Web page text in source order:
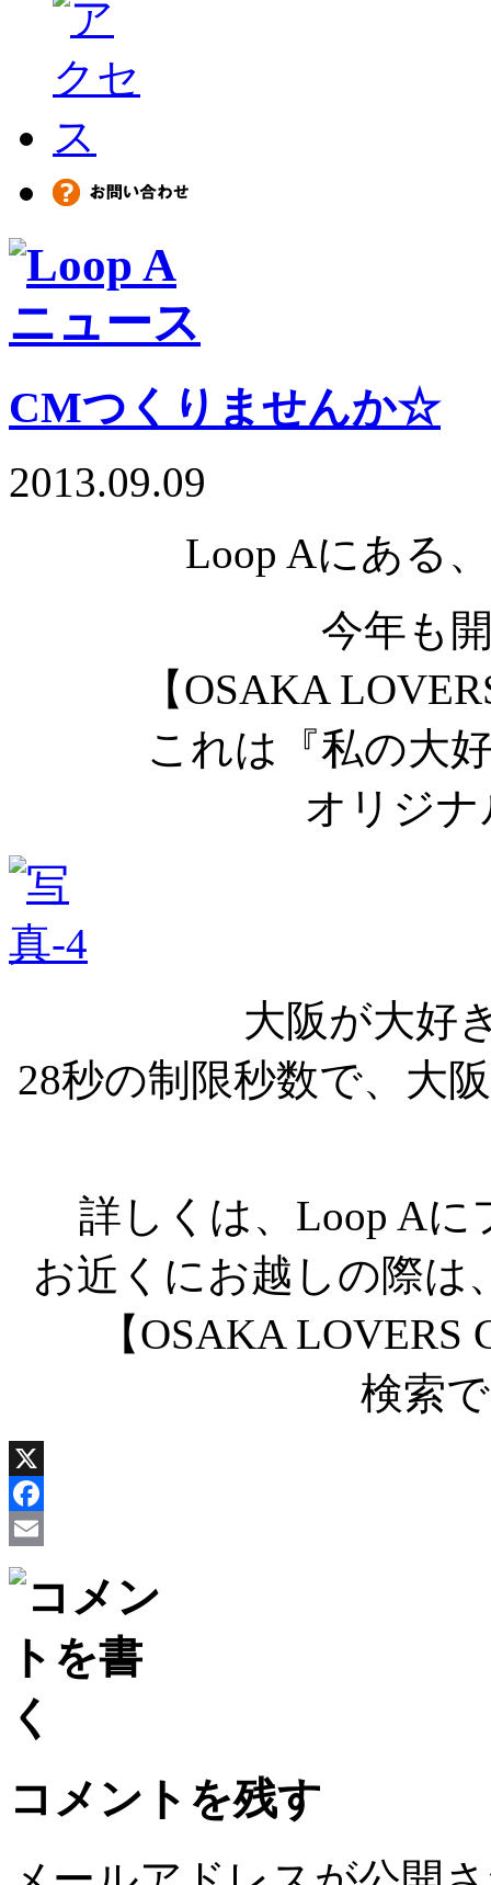
CMつくりませんか☆
2013.09.09
Loop Aにある
今年も
【OSAKA
これは『私の大
オリジ
大阪が大好
28秒の制限秒数で、大
詳しくは、Loop A
お近くにお越しの際は
【OSAKA
検索
X
Facebook
Email
コメントを残す